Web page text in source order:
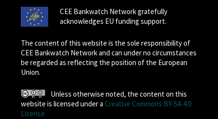
CEE Bankwatch Network gratefully
acknowledges EU funding support.
The content of this website is the sole responsibility of
CEE Bankwatch Network and can under no circumstances
be regarded as reflecting the position of the European
Union.
Unless otherwise noted, the content on this
website is licensed under a Creative Commons BY-SA 4.0
License